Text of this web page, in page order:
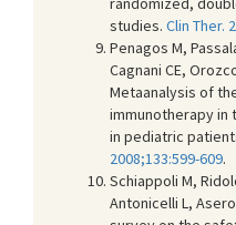
studies. Clin Ther.
Penagos M,
Cagnani CE,
Metaanalysis of
immunotherapy in
in pediatric
2008;133:599-609.
Schiappoli M,
Antonicelli L, Asero